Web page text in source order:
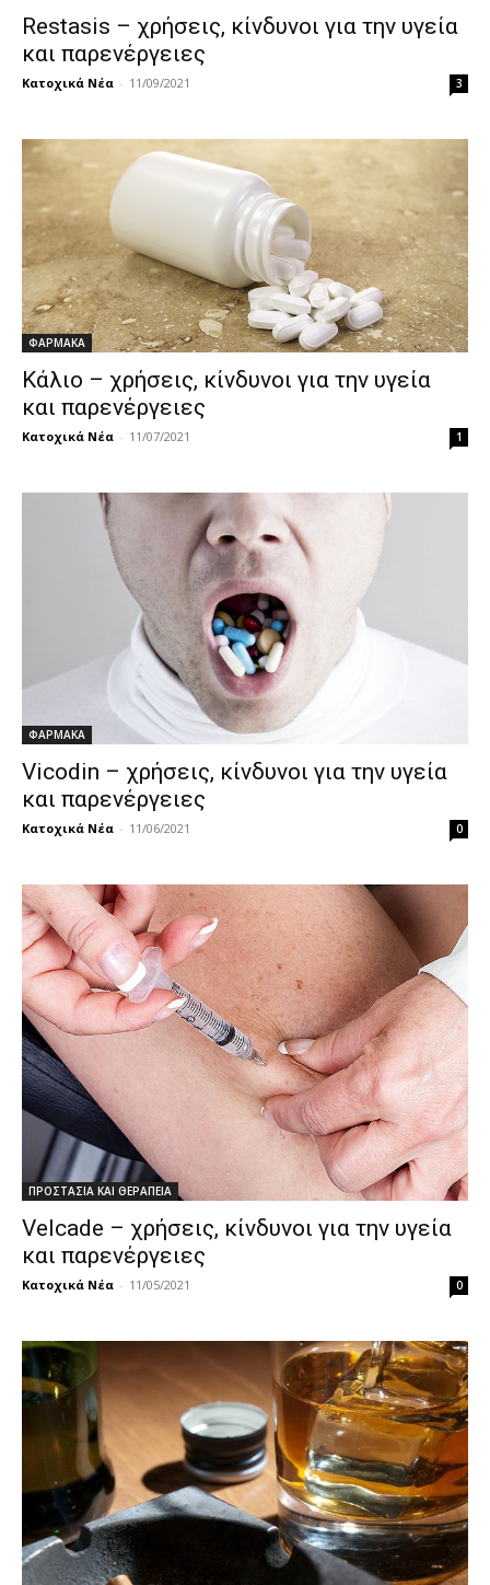
Restasis – χρήσεις, κίνδυνοι για την υγεία
και παρενέργειες
Κατοχικά Νέα - 11/09/2021 3
ΦΑΡΜΑΚΑ
Κάλιο – χρήσεις, κίνδυνοι για την υγεία
και παρενέργειες
Κατοχικά Νέα - 11/07/2021 1
ΦΑΡΜΑΚΑ
Vicodin – χρήσεις, κίνδυνοι για την υγεία
και παρενέργειες
Κατοχικά Νέα - 11/06/2021 0
ΠΡΟΣΤΑΣΙΑ ΚΑΙ ΘΕΡΑΠΕΙΑ
Velcade – χρήσεις, κίνδυνοι για την υγεία
και παρενέργειες
Κατοχικά Νέα - 11/05/2021 0